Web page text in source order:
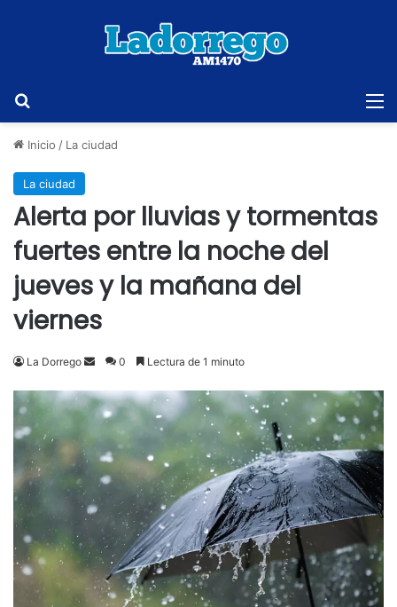
Inicio / La ciudad
La ciudad
Alerta por lluvias y tormentas
fuertes entre la noche del
jueves y la mañana del
viernes
La Dorrego
Send
email
0 Lectura de 1 minuto